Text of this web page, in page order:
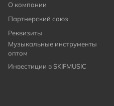
О компании
Партнерский союз
Реквизиты
Музыкальные инструменты
оптом
Инвестиции в SKIFMUSIC